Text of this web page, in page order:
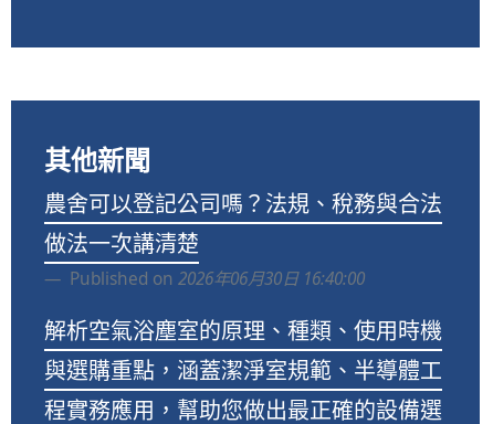
其他新聞
農舍可以登記公司嗎？法規、稅務與合法
做法一次講清楚
Published on 2026年06月30日 16:40:00
解析空氣浴塵室的原理、種類、使用時機
與選購重點，涵蓋潔淨室規範、半導體工
程實務應用，幫助您做出最正確的設備選